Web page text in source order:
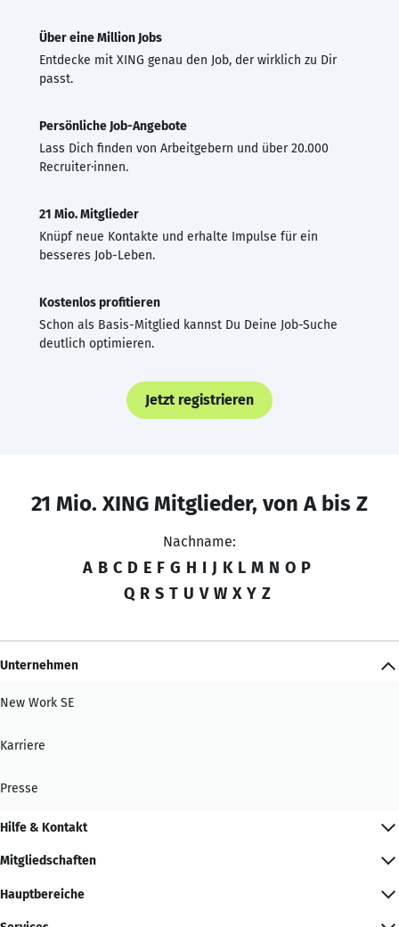
Über eine Million Jobs
Entdecke mit XING genau den Job, der wirklich zu Dir
passt.
Persönliche Job-Angebote
Lass Dich finden von Arbeitgebern und über 20.000
Recruiter·innen.
21 Mio. Mitglieder
Knüpf neue Kontakte und erhalte Impulse für ein
besseres Job-Leben.
Kostenlos profitieren
Schon als Basis-Mitglied kannst Du Deine Job-Suche
deutlich optimieren.
Jetzt registrieren
21 Mio. XING Mitglieder, von A bis Z
Nachname:
A B C D E F G H I J K L M N O P
Q R S T U V W X Y Z
Unternehmen
New Work SE
Karriere
Presse
Hilfe & Kontakt
Mitgliedschaften
Hauptbereiche